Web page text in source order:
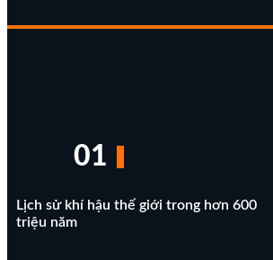
01
Lịch sử khí hậu thế giới trong hơn 600
triệu năm